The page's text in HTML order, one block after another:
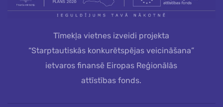
Tīmekļa vietnes izveidi projekta
“Starptautiskās konkurētspējas veicināšana”
ietvaros finansē Eiropas Reģionālās
attīstības fonds.